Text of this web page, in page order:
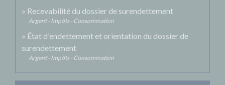
Recevabilité du dossier de surendettement
Argent - Impôts - Consommation
État d'endettement et orientation du dossier de
surendettement
Argent - Impôts - Consommation